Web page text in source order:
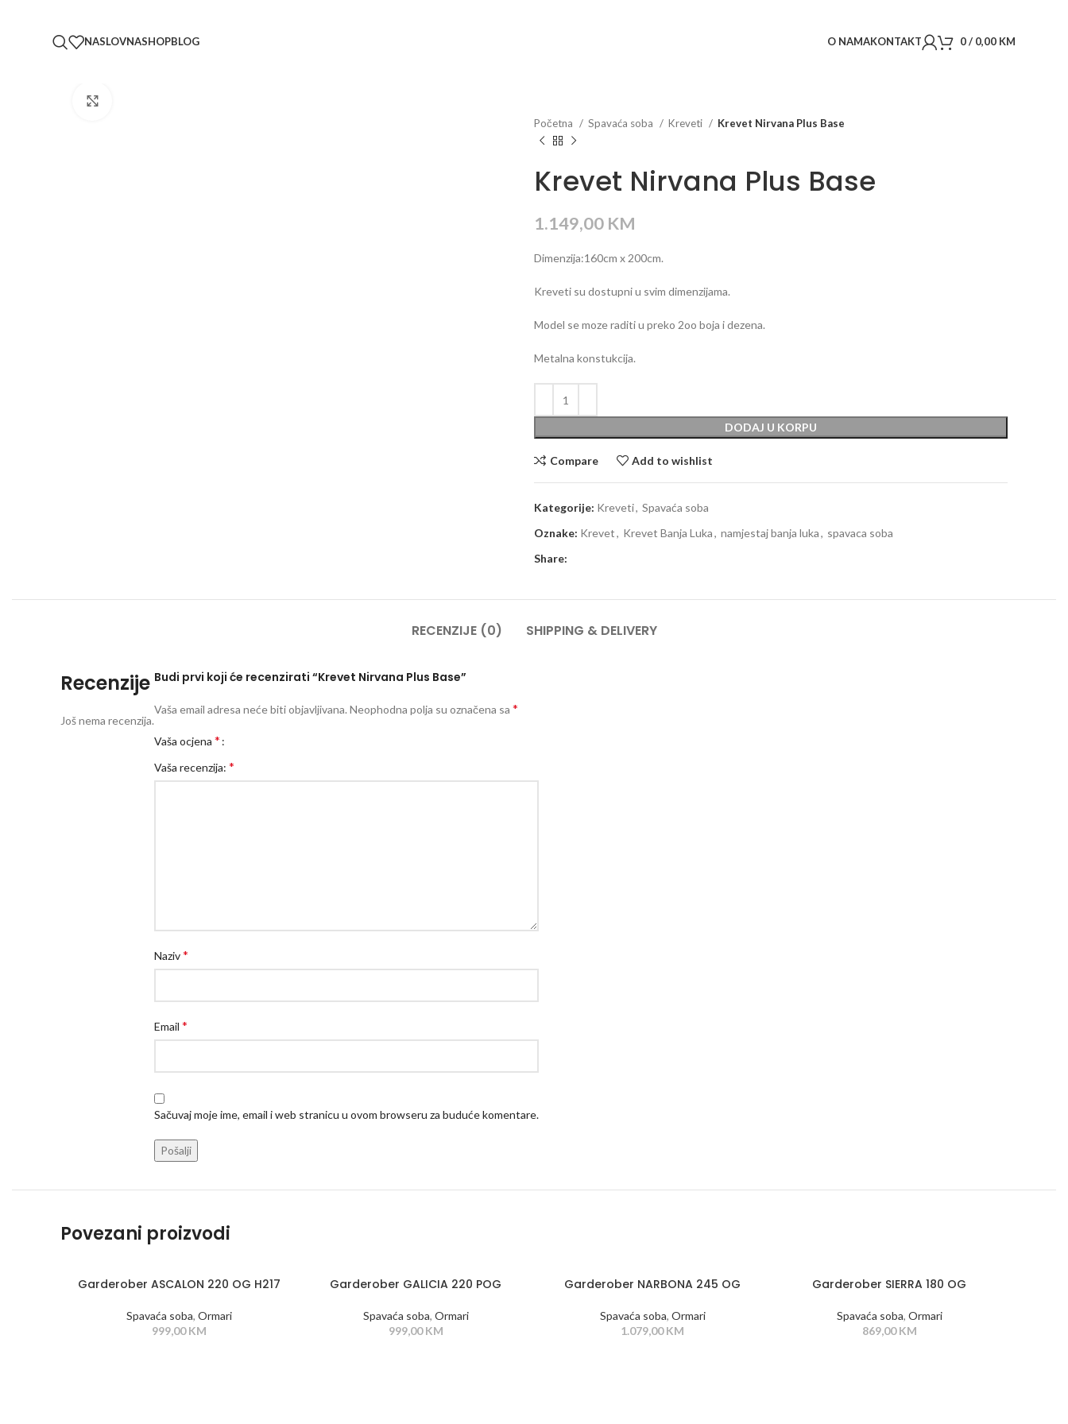
NASLOVNASHOPBLOG O NAMAKONTAKT 0/ 0,00 KM
Početna Spavaća soba Kreveti Krevet Nirvana Plus Base
Krevet Nirvana Plus Base
1.149,00 KM
Dimenzija:160cm x 200cm.
Kreveti su dostupni u svim dimenzijama.
Model se moze raditi u preko 2oo boja i dezena.
Metalna konstukcija.
DODAJ U KORPU
Compare Add to wishlist
Kategorije: Kreveti, Spavaća soba
Oznake: Krevet, Krevet Banja Luka, namjestaj banja luka, spavaca soba
Share:
RECENZIJE (0) SHIPPING & DELIVERY
Recenzije
Još nema recenzija.
Budi prvi koji će recenzirati “Krevet Nirvana Plus Base”
Vaša email adresa neće biti objavljivana. Neophodna polja su označena sa *
Vaša ocjena *
Vaša recenzija: *
Naziv*
Email *
Sačuvaj moje ime, email i web stranicu u ovom browseru za buduće komentare.
Povezani proizvodi
Garderober ASCALON 220 OG H217
Spavaća soba, Ormari
999,00KM
Garderober GALICIA 220 POG
Spavaća soba, Ormari
999,00KM
Garderober NARBONA 245 OG
Spavaća soba, Ormari
1.079,00KM
Garderober SIERRA 180 OG
Spavaća soba, Ormari
869,00KM